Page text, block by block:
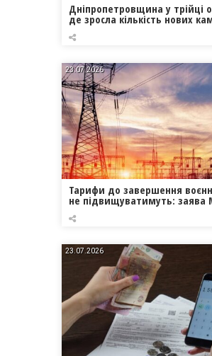
Дніпропетровщина у трійці
де зросла кількість нових
23.07.2026
Тарифи до завершення
не підвищуватимуть: заява
23.07.2026